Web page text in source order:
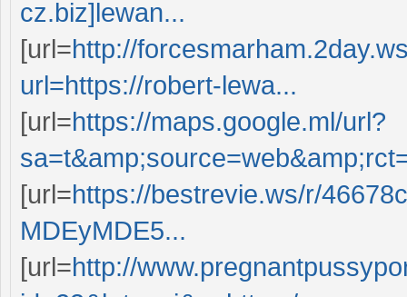
cz.biz]lewan...
[url=http://
url=https://robert-lewa...
[url=https://maps.google.ml/url?
[url=https://bestrevie.ws/r/
MDEyMDE5...
[url=http://